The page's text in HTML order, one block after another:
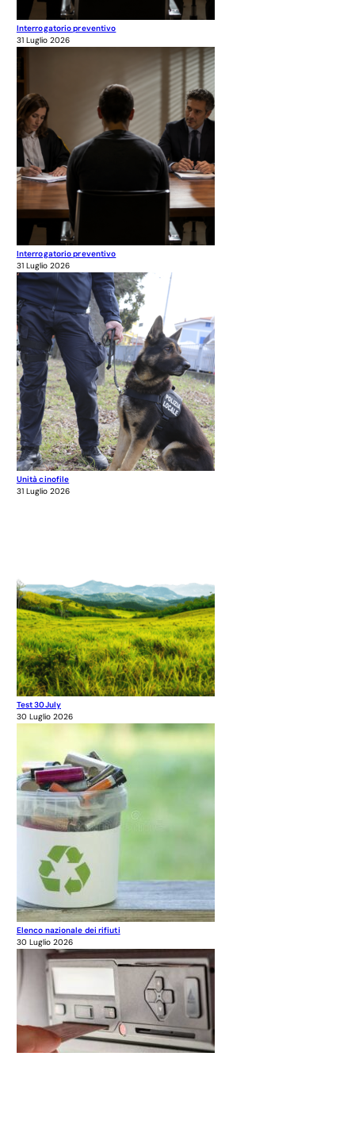
Interrogatorio preventivo
31 Luglio 2026
Interrogatorio preventivo
31 Luglio 2026
Unità cinofile
31 Luglio 2026
Test 30July
30 Luglio 2026
Elenco nazionale dei rifiuti
30 Luglio 2026